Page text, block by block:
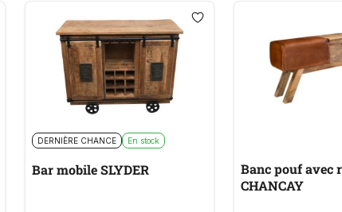
DERNIÈRE CHANCE En stock
Bar mobile SLYDER
Banc pouf avec
CHANCAY